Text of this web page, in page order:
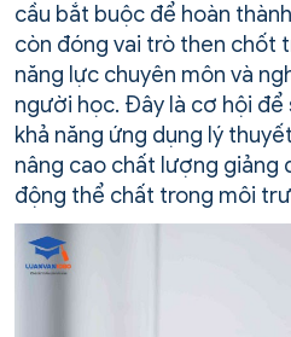
cầu bắt buộc để hoàn
còn đóng vai trò then chốt
năng lực chuyên môn và
người học. Đây là cơ hội để
khả năng ứng dụng lý
nâng cao chất lượng giảng
động thể chất trong môi